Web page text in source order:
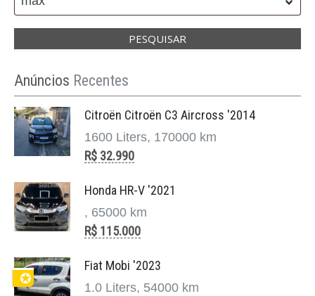
Anúncios Recentes
Citroën Citroën C3 Aircross '2014
1600 Liters, 170000 km
R$ 32.990
Honda HR-V '2021
, 65000 km
R$ 115.000
✪
Fiat Mobi '2023
1.0 Liters, 54000 km